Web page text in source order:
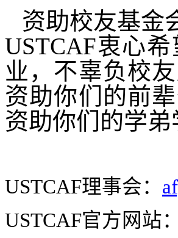
资助校友基金
USTCAF衷心
业，不辜负校
资助你们的前
资助你们的学
USTCAF理事会：
USTCAF官方网站：